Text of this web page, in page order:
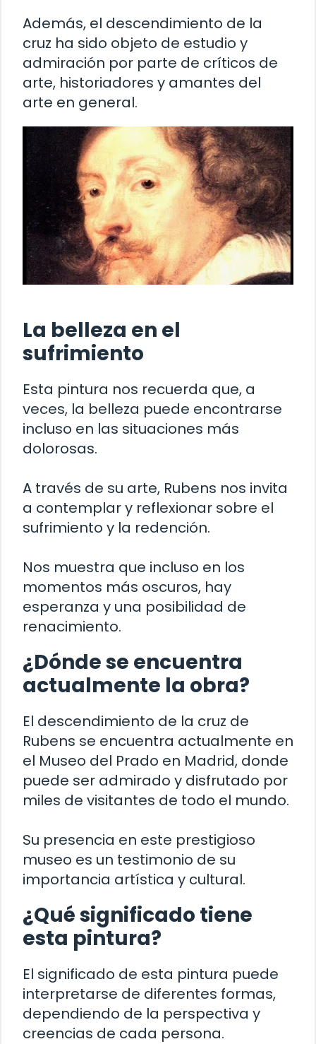
Además, el descendimiento de la
cruz ha sido objeto de estudio y
admiración por parte de críticos de
arte, historiadores y amantes del
arte en general.
La belleza en el
sufrimiento
Esta pintura nos recuerda que, a
veces, la belleza puede encontrarse
incluso en las situaciones más
dolorosas.
A través de su arte, Rubens nos invita
a contemplar y reflexionar sobre el
sufrimiento y la redención.
Nos muestra que incluso en los
momentos más oscuros, hay
esperanza y una posibilidad de
renacimiento.
¿Dónde se encuentra
actualmente la obra?
El descendimiento de la cruz de
Rubens se encuentra actualmente en
el Museo del Prado en Madrid, donde
puede ser admirado y disfrutado por
miles de visitantes de todo el mundo.
Su presencia en este prestigioso
museo es un testimonio de su
importancia artística y cultural.
¿Qué significado tiene
esta pintura?
El significado de esta pintura puede
interpretarse de diferentes formas,
dependiendo de la perspectiva y
creencias de cada persona.